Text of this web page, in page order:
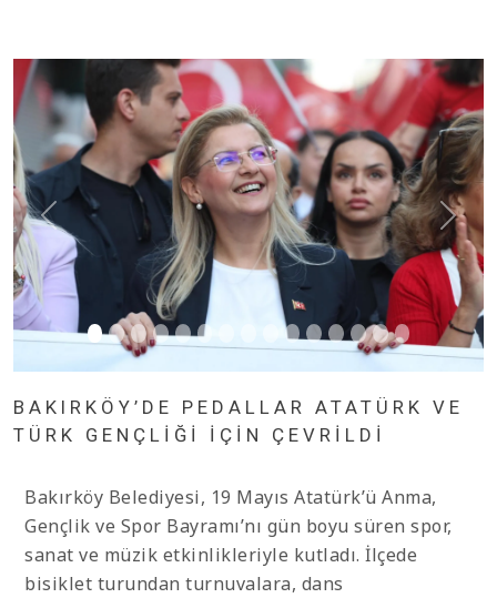
BAKIRKÖY’DE PEDALLAR ATATÜRK VE
TÜRK GENÇLİĞİ İÇİN ÇEVRİLDİ
Bakırköy Belediyesi, 19 Mayıs Atatürk’ü Anma,
Gençlik ve Spor Bayramı’nı gün boyu süren spor,
sanat ve müzik etkinlikleriyle kutladı. İlçede
bisiklet turundan turnuvalara, dans